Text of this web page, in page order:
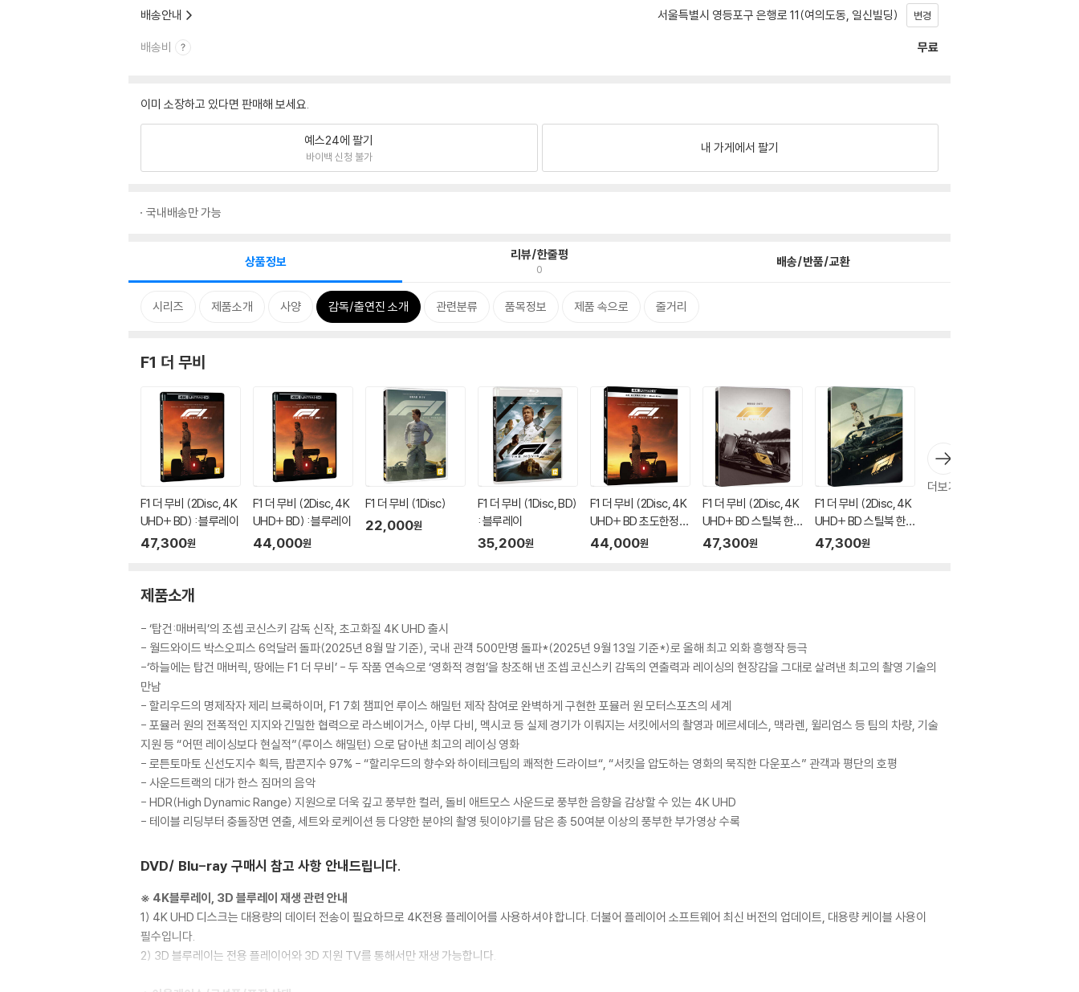
배송안내 서울특별시 영등포구 은행로 11(여의도동, 일신빌딩) 변경
배송비 무료
이미 소장하고 있다면 판매해 보세요.
예스24에 팔기
바이백 신청 불가
내 가게에서 팔기
국내배송만 가능
상품정보 리뷰/한줄평
0 배송/반품/교환
시리즈 제품소개 사양 감독/출연진 소개 관련분류 품목정보 제품 속으로 줄거리
F1 더 무비
F1 더 무비 (2Disc, 4K
UHD+ BD) : 블루레이
47,300원
F1 더 무비 (2Disc, 4K
UHD+ BD) : 블루레이
44,000원
F1 더 무비 (1Disc)
22,000원
F1 더 무비 (1Disc, BD)
: 블루레이
35,200원
F1 더 무비 (2Disc, 4K
UHD+ BD 초도한정
슬립케이스) : 블루레
44,000원
F1 더 무비 (2Disc, 4K
UHD+ BD 스틸북 한
정판 '레이스카') : 블루
47,300원
F1 더 무비 (2Disc, 4K
UHD+ BD 스틸북 한
정판 '브래드') : 블루레
47,300원
더보기
제품소개
- ‘탑건:매버릭’의 조셉 코신스키 감독 신작, 초고화질 4K UHD 출시
- 월드와이드 박스오피스 6억달러 돌파(2025년 8월 말 기준), 국내 관객 500만명 돌파*(2025년 9월 13일 기준*)로 올해 최고 외화 흥행작 등극
-‘하늘에는 탑건 매버릭, 땅에는 F1 더 무비’ - 두 작품 연속으로 ‘영화적 경험’을 창조해 낸 조셉 코신스키 감독의 연출력과 레이싱의 현장감을 그대로 살려낸 최고의 촬영 기술의
만남
- 할리우드의 명제작자 제리 브룩하이머, F1 7회 챔피언 루이스 해밀턴 제작 참여로 완벽하게 구현한 포뮬러 원 모터스포츠의 세계
- 포뮬러 원의 전폭적인 지지와 긴밀한 협력으로 라스베이거스, 아부 다비, 멕시코 등 실제 경기가 이뤄지는 서킷에서의 촬영과 메르세데스, 맥라렌, 윌리엄스 등 팀의 차량, 기술
지원 등 “어떤 레이싱보다 현실적”(루이스 해밀턴) 으로 담아낸 최고의 레이싱 영화
- 로튼토마토 신선도지수 획득, 팝콘지수 97% - “할리우드의 향수와 하이테크팀의 쾌적한 드라이브“, “서킷을 압도하는 영화의 묵직한 다운포스” 관객과 평단의 호평
- 사운드트랙의 대가 한스 짐머의 음악
- HDR(High Dynamic Range) 지원으로 더욱 깊고 풍부한 컬러, 돌비 애트모스 사운드로 풍부한 음향을 감상할 수 있는 4K UHD
- 테이블 리딩부터 충돌장면 연출, 세트와 로케이션 등 다양한 분야의 촬영 뒷이야기를 담은 총 50여분 이상의 풍부한 부가영상 수록
DVD/ Blu-ray 구매시 참고 사항 안내드립니다.
※ 4K블루레이, 3D 블루레이 재생 관련 안내
1) 4K UHD 디스크는 대용량의 데이터 전송이 필요하므로 4K전용 플레이어를 사용하셔야 합니다. 더불어 플레이어 소프트웨어 최신 버전의 업데이트, 대용량 케이블 사용이
필수입니다.
2) 3D 블루레이는 전용 플레이어와 3D 지원 TV를 통해서만 재생 가능합니다.